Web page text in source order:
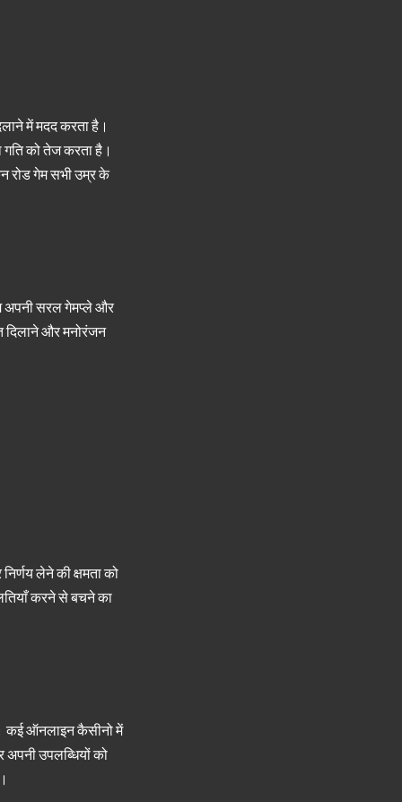
में मदद करता है।
गति को तेज करता है।
रोड गेम सभी उम्र के
अपनी सरल गेमप्ले और
दिलाने और मनोरंजन
लेने की क्षमता को
करने से बचने का
कई ऑनलाइन कैसीनो में
उपलब्धियों को